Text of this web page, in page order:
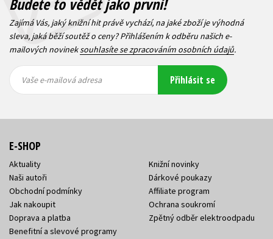
Zajímá Vás, jaký knižní hit právě vychází, na jaké zboží je výhodná
sleva, jaká běží soutěž o ceny? Přihlášením k odběru našich e-
mailových novineksouhlasíte se zpracováním osobních údajů.
mailová
mailová
Vaše e-mailová adresa Přihlásit se
E-SHOP
Aktuality
Naši autoři
Obchodní podmínky
Jak nakoupit
Doprava a platba
Benefitní a slevové programy
Knižní novinky
Dárkové poukazy
Affiliate program
Ochrana soukromí
Zpětný odběr elektroodpadu